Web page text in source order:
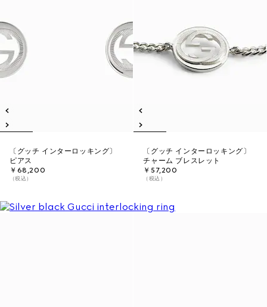
〔グッチ インターロッキング〕
ピアス
￥68,200
（税込）
〔グッチ インターロッキング〕
チャーム ブレスレット
￥57,200
（税込）